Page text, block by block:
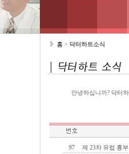
홈 > 닥터하트소식
안녕하십니까? 닥터
97
제 23차 유럽 흉